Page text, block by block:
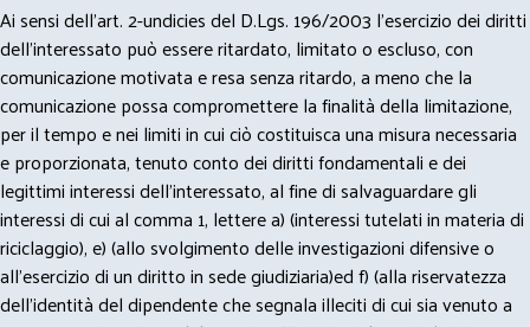
Ai sensi dell’art. 2-undicies del D.Lgs. 196/2003 l’esercizio dei diritti
dell’interessato può essere ritardato, limitato o escluso, con
comunicazione motivata e resa senza ritardo, a meno che la
comunicazione possa compromettere la finalità della limitazione,
per il tempo e nei limiti in cui ciò costituisca una misura necessaria
e proporzionata, tenuto conto dei diritti fondamentali e dei
legittimi interessi dell’interessato, al fine di salvaguardare gli
interessi di cui al comma 1, lettere a) (interessi tutelati in materia di
riciclaggio), e) (allo svolgimento delle investigazioni difensive o
all’esercizio di un diritto in sede giudiziaria)ed f) (alla riservatezza
dell’identità del dipendente che segnala illeciti di cui sia venuto a